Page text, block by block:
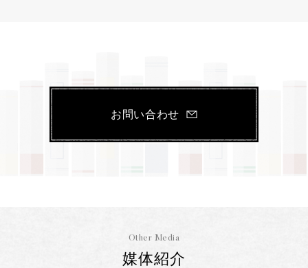
お問い合わせ
Other Media
媒体紹介